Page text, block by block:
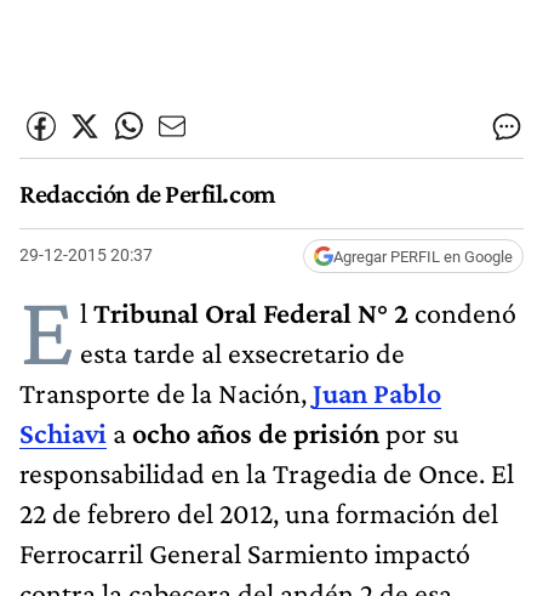
Redacción de Perfil.com
29-12-2015 20:37 Agregar PERFIL en Google
E l Tribunal Oral Federal N° 2 condenó
esta tarde al exsecretario de
Transporte de la Nación,Juan Pablo
Schiavi aocho años de prisiónpor su
responsabilidad en la Tragedia de Once. El
22 de febrero del 2012, una formación del
Ferrocarril General Sarmiento impactó